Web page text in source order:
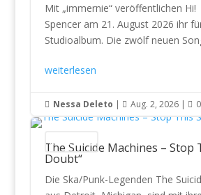
Mit „immernie“ veröffentlichen Hi!
Spencer am 21. August 2026 ihr
Studioalbum. Die zwölf neuen
weiterlesen
 Nessa Deleto |  Aug. 2, 2026|  0
CD Reviews
The Suicide Machines – Stop
Doubt“
Die Ska/Punk-Legenden The